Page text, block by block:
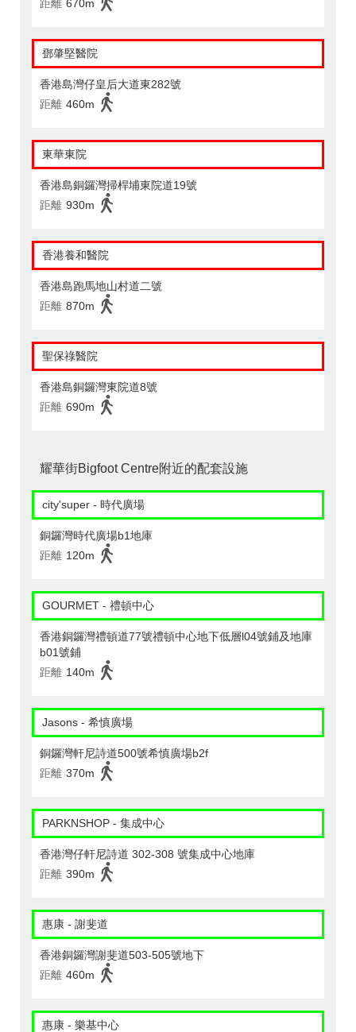
距離 670m
鄧肇堅醫院
香港島灣仔皇后大道東282號
距離 460m
東華東院
香港島銅鑼灣掃桿埔東院道19號
距離 930m
香港養和醫院
香港島跑馬地山村道二號
距離 870m
聖保祿醫院
香港島銅鑼灣東院道8號
距離 690m
耀華街Bigfoot Centre附近的配套設施
city'super - 時代廣場
銅鑼灣時代廣場b1地庫
距離 120m
GOURMET - 禮頓中心
香港銅鑼灣禮頓道77號禮頓中心地下低層l04號鋪及地庫
b01號鋪
距離 140m
Jasons - 希慎廣場
銅鑼灣軒尼詩道500號希慎廣場b2f
距離 370m
PARKNSHOP - 集成中心
香港灣仔軒尼詩道 302-308 號集成中心地庫
距離 390m
惠康 - 謝斐道
香港銅鑼灣謝斐道503-505號地下
距離 460m
惠康 - 樂基中心